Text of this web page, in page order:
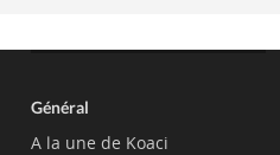
Général
A la une de Koaci